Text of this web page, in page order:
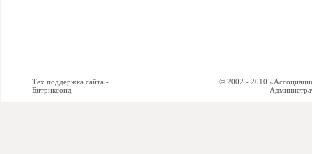
Тех.поддержка сайта -
Битриксоид
© 2002 - 2010 «Ассоциация